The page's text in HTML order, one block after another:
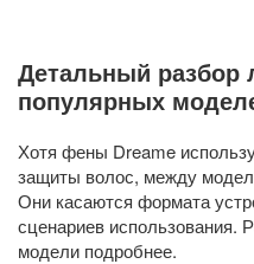
Детальный разбор
популярных
Хотя фены Dreame
защиты волос, между
Они касаются формата
сценариев использования.
модели подробнее.